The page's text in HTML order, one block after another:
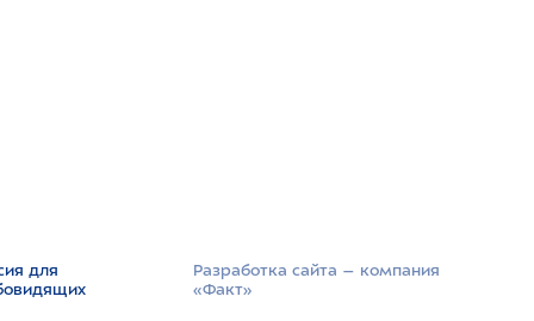
для
Разработка сайта –­ компания
«Факт»